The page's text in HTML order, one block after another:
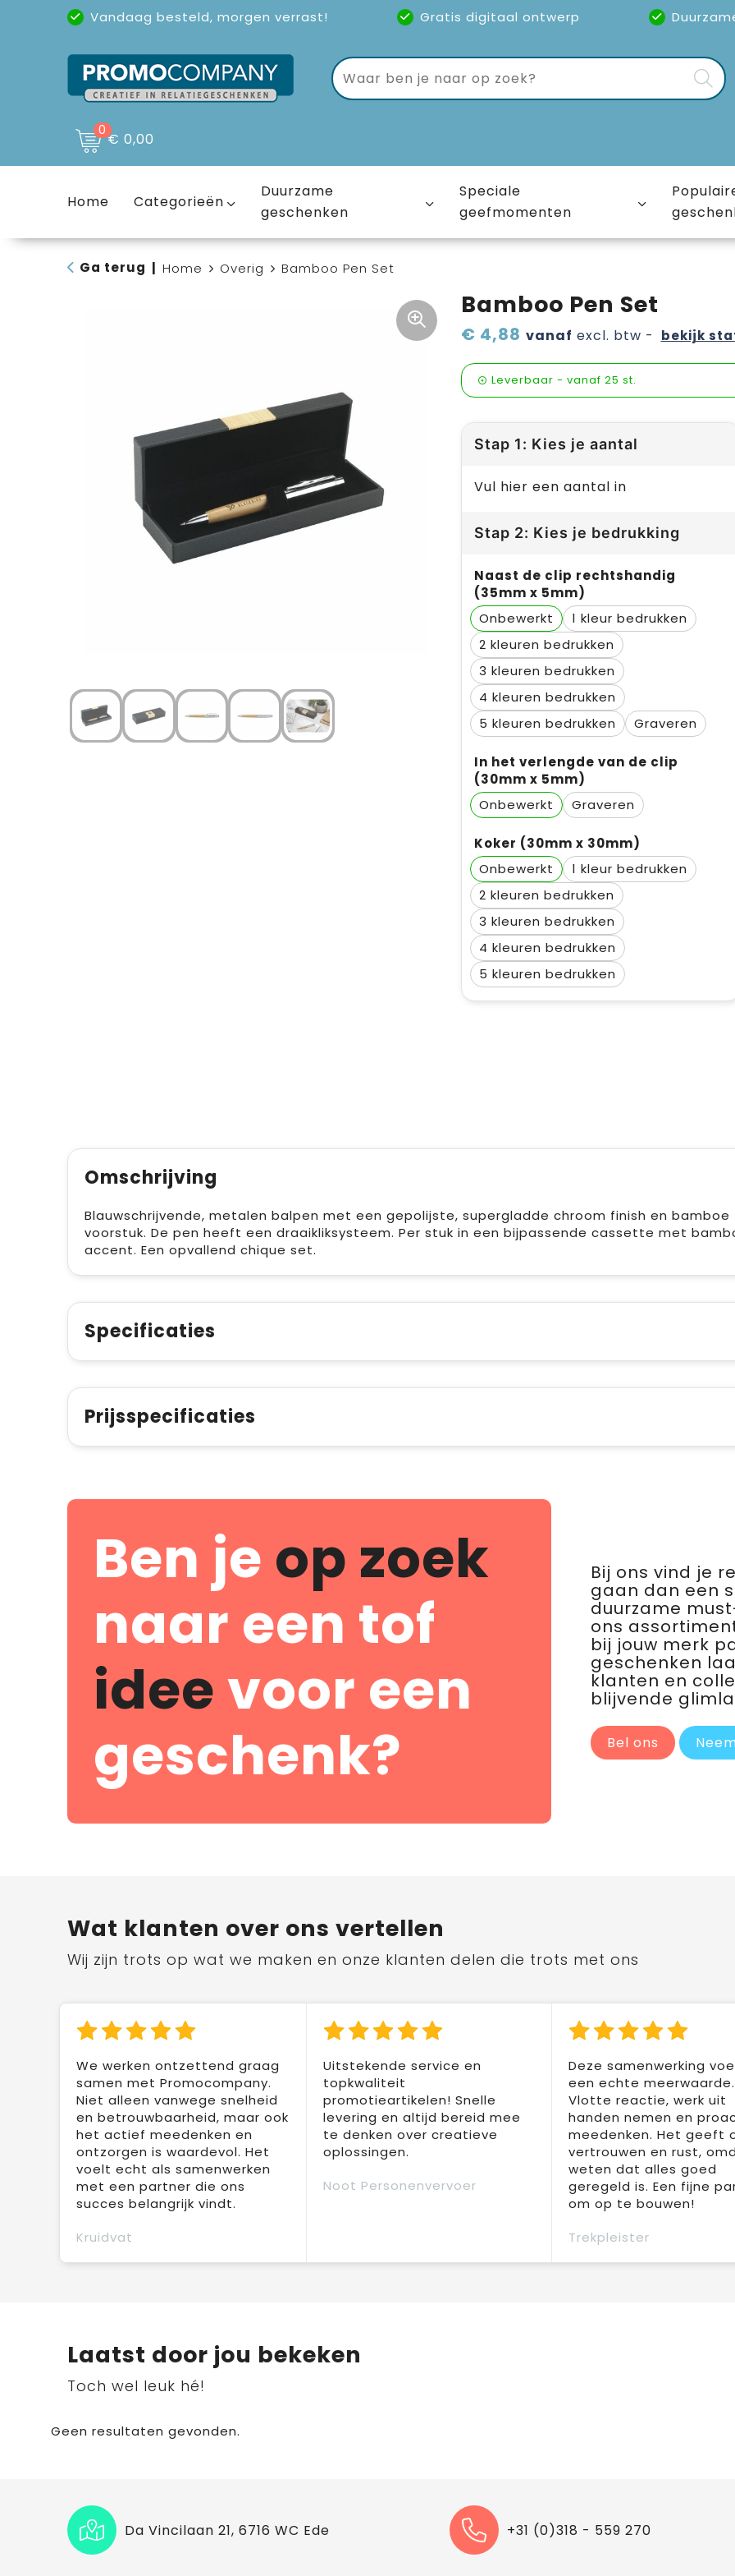
Vandaag besteld, morgen verrast! Gratis digitaal ontwerp
Uitstekende reviews(4,6/5)
0€ 0,00
Home Categorieën
Duurzame
geschenken
Speciale
geefmomenten
Ga terug Home Overig Bamboo Pen Set
Bamboo Pen Set
€ 4,88 vanaf excl. btw - bekijk
Leverbaar - vanaf 25 st.
Stap 1: Kies je aantal
Vul hier een aantal in
Stap 2: Kies je bedrukking
Naast de clip rechtshandig
(35mm x 5mm)
Onbewerkt
1
2
3
4
5
Graveren
In het verlengde van de clip
(30mm x 5mm)
Onbewerkt
Graveren
Koker (30mm x 30mm)
Onbewerkt
1
2
3
4
5
Omschrijving
Blauwschrijvende, metalen balpen met een gepolijste, supergladde chroom finish en bamboe
voorstuk. De pen heeft een draaikliksysteem. Per stuk in een bijpassende cassette met
accent. Een opvallend chique set.
Specificaties
Prijsspecificaties
Ben je op zoek
naar een tof
ideevoor een
geschenk?
Bij ons vind je
gaan dan een
duurzame
ons
bij jouw merk
geschenken
klanten en
blijvende
Bel ons
Wat klanten over ons vertellen
Wij zijn trots op wat we maken en onze klanten delen die trots met ons
We werken ontzettend graag
samen met Promocompany.
Niet alleen vanwege snelheid
en betrouwbaarheid, maar ook
het actief meedenken en
ontzorgen is waardevol. Het
voelt echt als samenwerken
met een partner die ons
succes belangrijk vindt.
Kruidvat
Uitstekende service en
topkwaliteit
promotieartikelen! Snelle
levering en altijd bereid mee
te denken over creatieve
oplossingen.
Noot Personenvervoer
Deze samenwerking
een echte meerwaarde.
Vlotte reactie, werk uit
handen nemen en
meedenken. Het geeft
vertrouwen en rust,
weten dat alles goed
geregeld is. Een fijne
om op te bouwen!
Trekpleister
Laatst door jou bekeken
Toch wel leuk hé!
Geen resultaten gevonden.
Da Vincilaan 21, 6716 WC Ede +31 (0)318 - 559 270